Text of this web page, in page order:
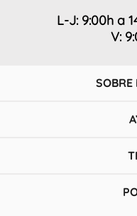
L-J: 9:00h a
V:
SOBRE